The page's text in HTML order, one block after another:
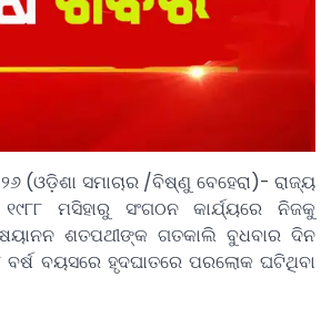
(ଓଡ଼ିଶା ସମାଚାର /ବିଷ୍ଣୁ ବେହେରା)- ରାଜ୍ୟ
ମସିହାରୁ ସଂଗଠନ କାର୍ଯ୍ୟରେ ନିଜକୁ
ଶତପଥୀଙ୍କ ଗତକାଲି ବୁଧବାର ଦିନ
ବୟସରେ ହୃଦଘାତରେ ପରଲୋକ ଘଟିଥିବା